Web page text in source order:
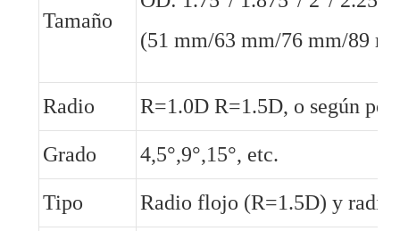
Tamaño
(51 mm/63 mm/76 mm/89
Radio R=1.0D R=1.5D, o según
Grado 4,5°,9°,15°, etc.
Tipo Radio flojo (R=1.5D) y radio